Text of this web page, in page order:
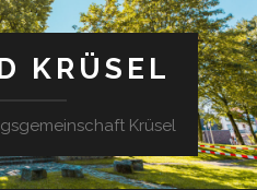
KRÜSEL
Krüsel